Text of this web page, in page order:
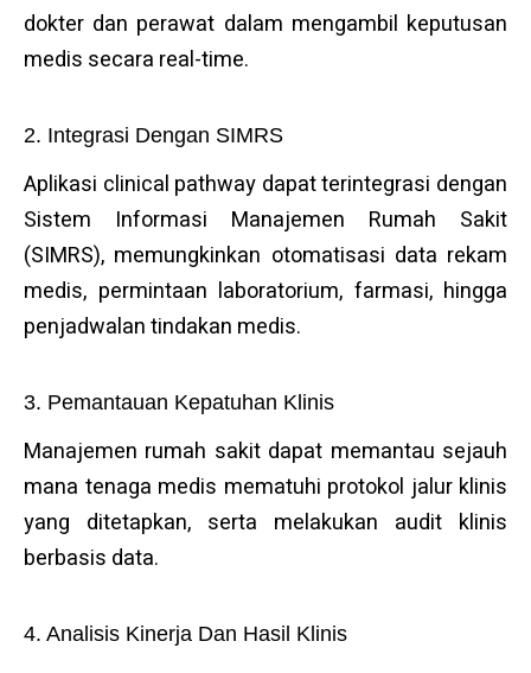
dokter dan perawat dalam mengambil keputusan
medis secara real-time.
2. Integrasi Dengan SIMRS
Aplikasi clinical pathway dapat terintegrasi dengan
Sistem Informasi Manajemen Rumah Sakit
(SIMRS), memungkinkan otomatisasi data rekam
medis, permintaan laboratorium, farmasi, hingga
penjadwalan tindakan medis.
3. Pemantauan Kepatuhan Klinis
Manajemen rumah sakit dapat memantau sejauh
mana tenaga medis mematuhi protokol jalur klinis
yang ditetapkan, serta melakukan audit klinis
berbasis data.
4. Analisis Kinerja Dan Hasil Klinis